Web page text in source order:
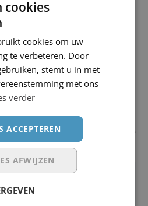
met 12%: waarom
over wetgeving
het eerste kwartaal van
cookies
cookies om uw
te verbeteren. Door
stemt u in met
met ons
verder
ACCEPTEREN
AFWIJZEN